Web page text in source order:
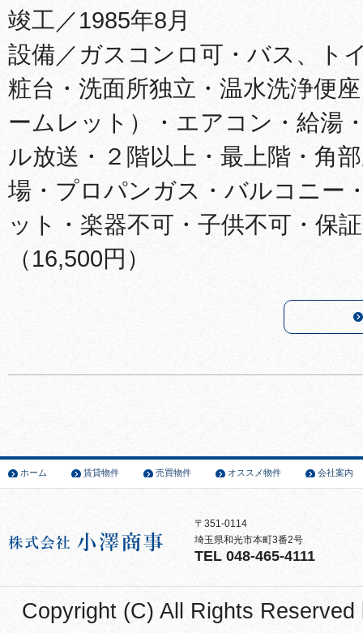
竣工／1985年8月
設備／ガスコンロ可・バス、ト
粧台・洗面所独立・温水洗浄便
ームレット）・エアコン・給湯
ル放送・２階以上・最上階・角
場・プロパンガス・バルコニー
ット・楽器不可・子供不可・保
（16,500円）
ホーム 賃貸物件 売買物件 オススメ物件 会社案内
〒351-0114
埼玉県和光市本町3番2号
TEL 048-465-4111
Copyright (C) All Rights